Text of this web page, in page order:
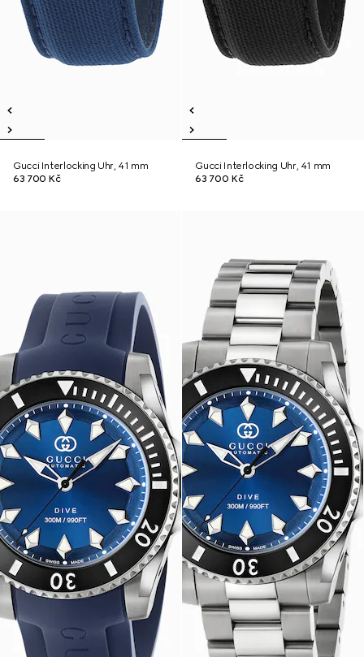
Gucci Interlocking Uhr, 41 mm
63 700 Kč
Gucci Interlocking Uhr, 41 mm
63 700 Kč